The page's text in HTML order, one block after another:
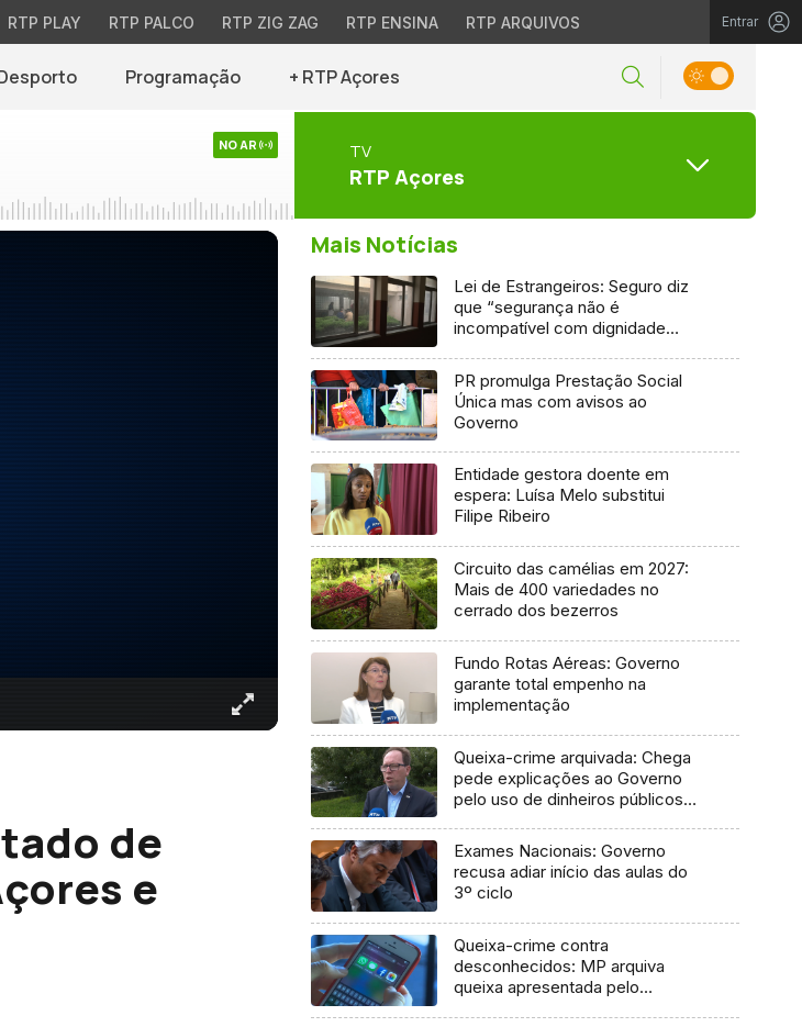
RTP PLAY RTP PALCO RTP ZIG ZAG RTP ENSINA RTP ARQUIVOS Entrar
Programação + RTP Açores
NO AR TV
RTP Açores
de
e
Mais Notícias
Lei de Estrangeiros: Seguro diz
que “segurança não é
incompatível com dignidade
PR promulga Prestação Social
Única mas com avisos ao
Governo
Entidade gestora doente em
espera: Luísa Melo substitui
Filipe Ribeiro
Circuito das camélias em 2027:
Mais de 400 variedades no
cerrado dos bezerros
Fundo Rotas Aéreas: Governo
garante total empenho na
implementação
Queixa-crime arquivada: Chega
pede explicações ao Governo
pelo uso de dinheiros públicos
Exames Nacionais: Governo
recusa adiar início das aulas do
3º ciclo
Queixa-crime contra
desconhecidos: MP arquiva
queixa apresentada pelo